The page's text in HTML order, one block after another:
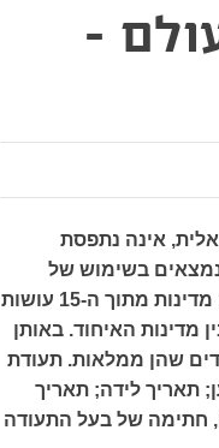
-
אינה נתפסת
נמצאים בשימוש של
כמאה מדינות ברחבי העולם. במסגרת האיחוד האירופי, 11 מדינות מתוך ה-15 עושות
האיחוד. באותן
שהן ממלאות. תעודת
תאריך לידה; תאריך
חתימה של בעל התעודה